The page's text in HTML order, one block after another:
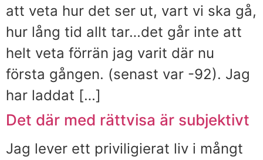
att veta hur det ser ut, vart vi ska gå,
hur lång tid allt tar…det går inte att
helt veta förrän jag varit där nu
första gången. (senast var -92). Jag
har laddat […]
Det där med rättvisa är subjektivt
Jag lever ett priviligierat liv i mångt